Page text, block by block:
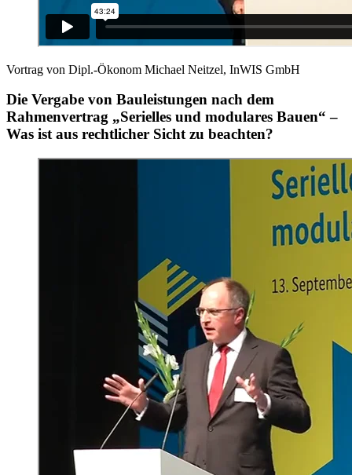
Vortrag von Dipl.-Ökonom Michael Neitzel, InWIS GmbH
Die Vergabe von Bauleistungen nach dem
Rahmenvertrag „Serielles und modulares Bauen“ –
Was ist aus rechtlicher Sicht zu beachten?